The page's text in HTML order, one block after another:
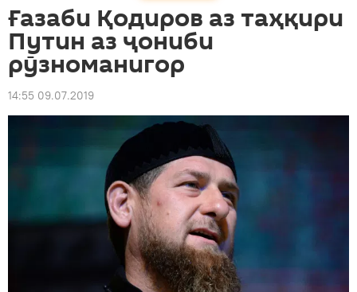
Ғазаби Қодиров аз таҳқири
Путин аз ҷониби
рӯзноманигор
14:55 09.07.2019